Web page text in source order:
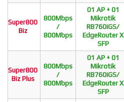
Super800
Biz
800Mbps
/
800Mbps
01 AP + 01
Mikrotik
RB760iGS/
EdgeRouter X
SFP
Super800
Biz Plus
800Mbps
/
800Mbps
01 AP + 01
Mikrotik
RB760iGS/
EdgeRouter X
SFP